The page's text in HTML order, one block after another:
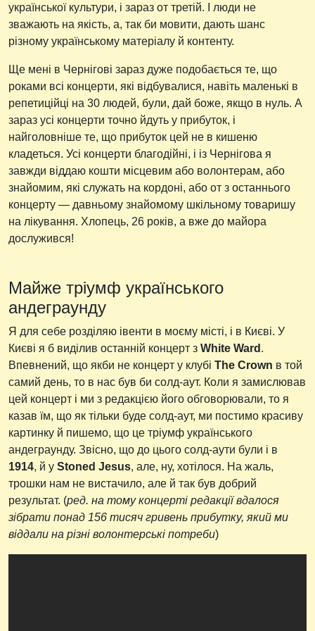
української культури, і зараз от третій. І люди не
зважають на якість, а, так би мовити, дають шанс
різному українському матеріалу й контенту.
Ще мені в Чернігові зараз дуже подобається те, що
роками всі концерти, які відбувалися, навіть маленькі в
репетиційці на 30 людей, були, дай боже, якщо в нуль. А
зараз усі концерти точно йдуть у прибуток, і
найголовніше те, що прибуток цей не в кишеню
кладеться. Усі концерти благодійні, і із Чернігова я
завжди віддаю кошти місцевим або волонтерам, або
знайомим, які служать на кордоні, або от з останнього
концерту — давньому знайомому шкільному товаришу
на лікування. Хлопець, 26 років, а вже до майора
дослужився!
Майже тріумф українського
андеграунду
Я для себе розділяю івенти в моєму місті, і в Києві. У
Києві я б виділив останній концерт з White Ward .
Впевнений, що якби не концерт у клубі The Crown в той
самий день, то в нас був би солд-аут. Коли я замислював
цей концерт і ми з редакцією його обговорювали, то я
казав їм, що як тільки буде солд-аут, ми постимо красиву
картинку й пишемо, що це тріумф українського
андеграунду. Звісно, що до цього солд-аути були і в
1914, й у Stoned Jesus, але, ну, хотілося. На жаль,
трошки нам не вистачило, але й так був добрий
результат. (ред. на тому концерті редакції вдалося
зібрати понад 156 тисяч гривень прибутку, який ми
віддали на різні волонтерські потреби)